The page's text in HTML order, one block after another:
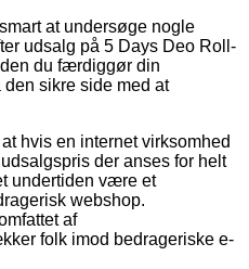
at undersøge nogle
udsalg på 5 Days Deo Roll-
du færdiggør din
sikre side med at
hvis en internet virksomhed
der anses for helt
undertiden være et
webshop.
af
folk imod bedrageriske e-